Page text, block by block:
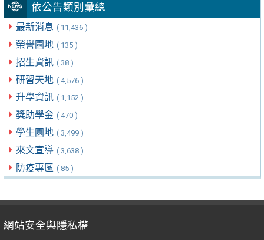
依公告類別彙總
最新消息 ( 11,436 )
榮譽園地 ( 135 )
招生資訊 ( 38 )
研習天地 ( 4,576 )
升學資訊 ( 1,152 )
獎助學金 ( 470 )
學生園地 ( 3,499 )
來文宣導 ( 3,638 )
防疫專區 ( 85 )
網站安全與隱私權